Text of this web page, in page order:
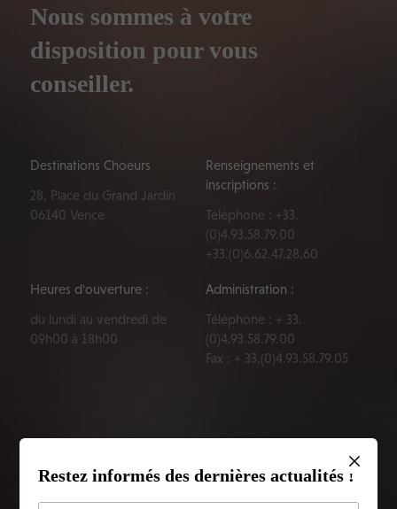
Restez informés des dernières actualités !
Nous sommes à votre
disposition pour vous
conseiller.
Destinations Choeurs
28, Place du Grand Jardin
06140 Vence
Renseignements et
inscriptions :
Téléphone : +33.
(0)4.93.58.79.00
+33.(0)6.62.47.28.60
Heures d'ouverture :
du lundi au vendredi de
09h00 à 18h00
Administration :
Téléphone : + 33.
(0)4.93.58.79.00
Fax : + 33.(0)4.93.58.79.05